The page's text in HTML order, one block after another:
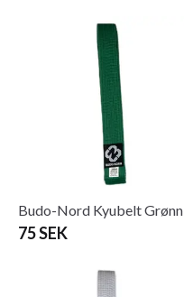
Budo-Nord Kyubelt Grønn
75 SEK